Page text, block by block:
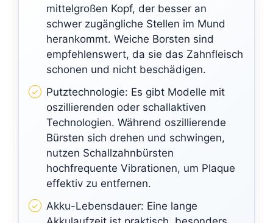
mittelgroßen Kopf, der besser an
schwer zugängliche Stellen im Mund
herankommt. Weiche Borsten sind
empfehlenswert, da sie das Zahnfleisch
schonen und nicht beschädigen.
Putztechnologie: Es gibt Modelle mit
oszillierenden oder schallaktiven
Technologien. Während oszillierende
Bürsten sich drehen und schwingen,
nutzen Schallzahnbürsten
hochfrequente Vibrationen, um Plaque
effektiv zu entfernen.
Akku-Lebensdauer: Eine lange